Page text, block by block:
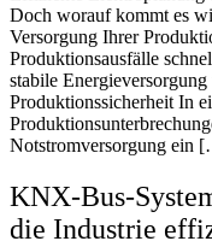
Doch worauf kommt es
Versorgung Ihrer
Produktionsausfälle
stabile
Produktionssicherheit In
Notstromversorgung ein
KNX-Bus-
die Industrie